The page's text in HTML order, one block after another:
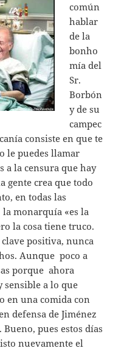
común
hablar
de la
bonho
mía del
Sr.
Borbón
y de su
campec
consiste en que te
le puedes llamar
a la censura que hay
gente crea que todo
en todas las
la monarquía «es la
la cosa tiene truco.
positiva, nunca
Aunque poco a
porque ahora
sensible a lo que
en una comida con
defensa de Jiménez
pues estos días
nuevamente el